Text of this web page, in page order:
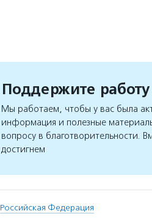
Поддержите
Мы работаем, чтобы у вас была
информация и полезные
вопросу в благотворительности.
достигнем
Российская Федерация